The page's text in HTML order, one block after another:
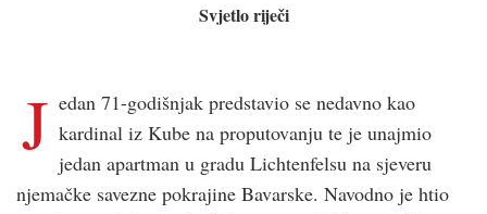
Svjetlo riječi
J edan 71-godišnjak predstavio se nedavno kao
kardinal iz Kube na proputovanju te je unajmio
jedan apartman u gradu Lichtenfelsu na sjeveru
njemačke savezne pokrajine Bavarske. Navodno je htio